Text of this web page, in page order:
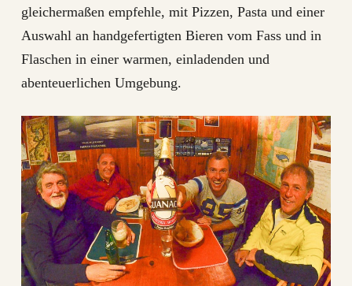
gleichermaßen empfehle, mit Pizzen, Pasta und einer
Auswahl an handgefertigten Bieren vom Fass und in
Flaschen in einer warmen, einladenden und
abenteuerlichen Umgebung.